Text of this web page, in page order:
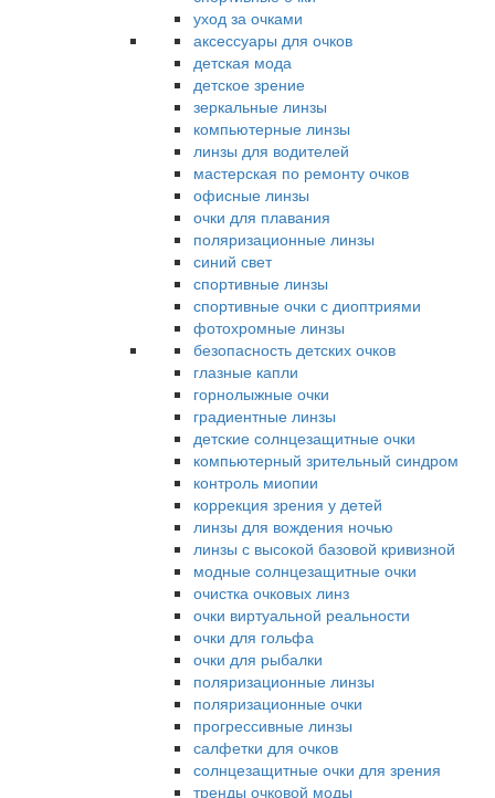
уход за очками
аксессуары для очков
детская мода
детское зрение
зеркальные линзы
компьютерные линзы
линзы для водителей
мастерская по ремонту очков
офисные линзы
очки для плавания
поляризационные линзы
синий свет
спортивные линзы
спортивные очки с диоптриями
фотохромные линзы
безопасность детских очков
глазные капли
горнолыжные очки
градиентные линзы
детские солнцезащитные очки
компьютерный зрительный синдром
контроль миопии
коррекция зрения у детей
линзы для вождения ночью
линзы с высокой базовой кривизной
модные солнцезащитные очки
очистка очковых линз
очки виртуальной реальности
очки для гольфа
очки для рыбалки
поляризационные линзы
поляризационные очки
прогрессивные линзы
салфетки для очков
солнцезащитные очки для зрения
тренды очковой моды